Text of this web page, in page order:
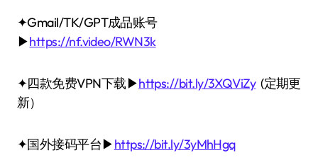
✦Gmail/TK/GPT成品账号
▶https://nf.video/RWN3k
✦四款免费VPN下载▶https://bit.ly/3XQViZy(定期更
新）
✦国外接码平台▶https://bit.ly/3yMhHgq